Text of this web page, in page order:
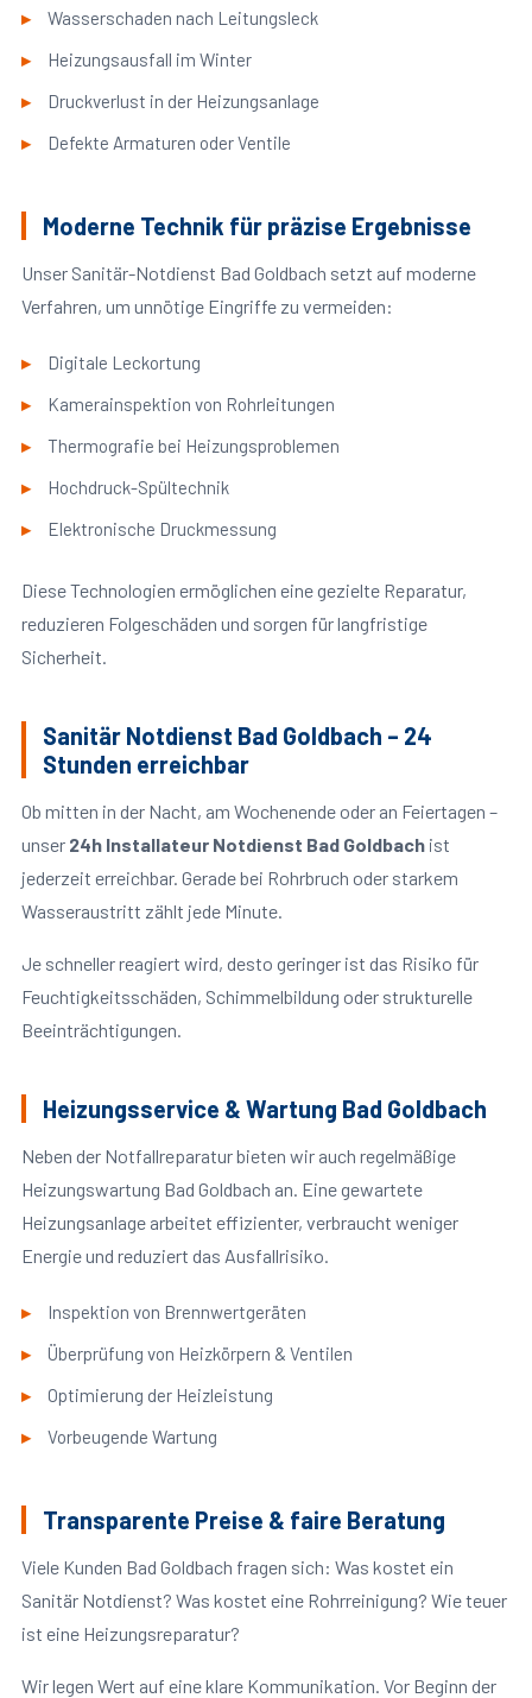
Wasserschaden nach Leitungsleck
Heizungsausfall im Winter
Druckverlust in der Heizungsanlage
Defekte Armaturen oder Ventile
Moderne Technik für präzise Ergebnisse
Unser Sanitär-Notdienst Bad Goldbach setzt auf moderne
Verfahren, um unnötige Eingriffe zu vermeiden:
Digitale Leckortung
Kamerainspektion von Rohrleitungen
Thermografie bei Heizungsproblemen
Hochdruck-Spültechnik
Elektronische Druckmessung
Diese Technologien ermöglichen eine gezielte Reparatur,
reduzieren Folgeschäden und sorgen für langfristige
Sicherheit.
Sanitär Notdienst Bad Goldbach – 24
Stunden erreichbar
Ob mitten in der Nacht, am Wochenende oder an Feiertagen –
unser 24h Installateur Notdienst Bad Goldbachist
jederzeit erreichbar. Gerade bei Rohrbruch oder starkem
Wasseraustritt zählt jede Minute.
Je schneller reagiert wird, desto geringer ist das Risiko für
Feuchtigkeitsschäden, Schimmelbildung oder strukturelle
Beeinträchtigungen.
Heizungsservice & Wartung Bad Goldbach
Neben der Notfallreparatur bieten wir auch regelmäßige
Heizungswartung Bad Goldbach an. Eine gewartete
Heizungsanlage arbeitet effizienter, verbraucht weniger
Energie und reduziert das Ausfallrisiko.
Inspektion von Brennwertgeräten
Überprüfung von Heizkörpern & Ventilen
Optimierung der Heizleistung
Vorbeugende Wartung
Transparente Preise & faire Beratung
Viele Kunden Bad Goldbach fragen sich: Was kostet ein
Sanitär Notdienst? Was kostet eine Rohrreinigung? Wie teuer
ist eine Heizungsreparatur?
Wir legen Wert auf eine klare Kommunikation. Vor Beginn der